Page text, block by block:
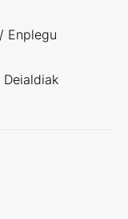
Enplegu
Deialdiak